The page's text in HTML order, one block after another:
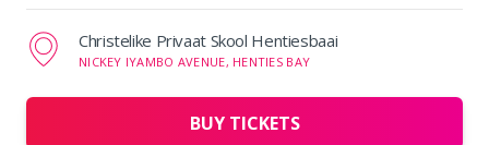
Christelike Privaat Skool Hentiesbaai
NICKEY IYAMBO AVENUE, HENTIES BAY
BUY TICKETS